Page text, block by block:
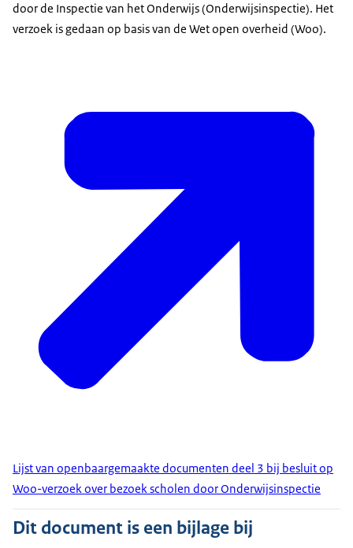
door de Inspectie van het Onderwijs (Onderwijsinspectie). Het
verzoek is gedaan op basis van de Wet open overheid (Woo).
Lijst van openbaargemaakte documenten deel 3 bij besluit op
Woo-verzoek over bezoek scholen door Onderwijsinspectie
Dit document is een bijlage bij